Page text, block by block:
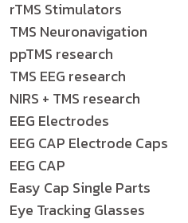
rTMS Stimulators
TMS Neuronavigation
ppTMS research
TMS EEG research
NIRS + TMS research
EEG Electrodes
EEG CAP Electrode Caps
EEG CAP
Easy Cap Single Parts
Eye Tracking Glasses